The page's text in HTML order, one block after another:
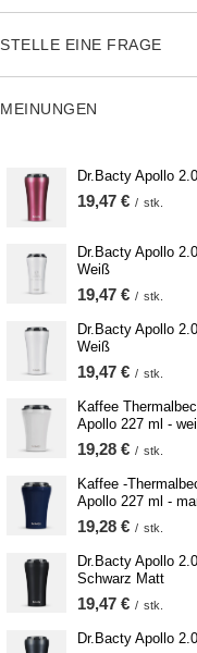
STELLE EINE FRAGE
MEINUNGEN
Dr.Bacty Apollo
19,47 € / stk.
Dr.Bacty Apollo
Weiß
19,47 € / stk.
Dr.Bacty Apollo
Weiß
19,47 € / stk.
Kaffee
Apollo 227 ml -
19,28 € / stk.
Kaffee -
Apollo 227 ml -
19,28 € / stk.
Dr.Bacty Apollo
Schwarz Matt
19,47 € / stk.
Dr.Bacty Apollo